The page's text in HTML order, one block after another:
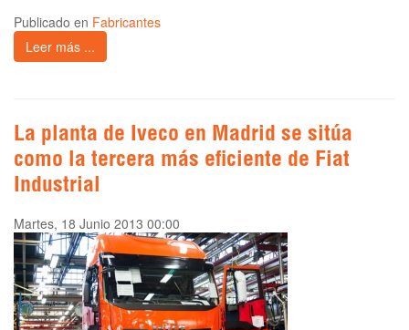
Publicado en Fabricantes
Leer más ...
La planta de Iveco en Madrid se sitúa
como la tercera más eficiente de Fiat
Industrial
Martes, 18 Junio 2013 00:00